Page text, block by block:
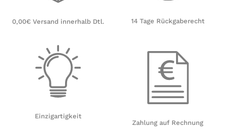
0,00€ Versand innerhalb Dtl.
Einzigartigkeit
14 Tage Rückgaberecht
Zahlung auf Rechnung